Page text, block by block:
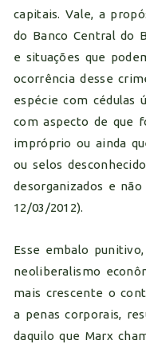
capitais. Vale, a
do Banco Central do
e situações que
ocorrência desse
espécie com cédulas
com aspecto de que
impróprio ou ainda
ou selos
desorganizados e não
12/03/2012).
Esse embalo
neoliberalismo
mais crescente o
a penas corporais,
daquilo que Marx